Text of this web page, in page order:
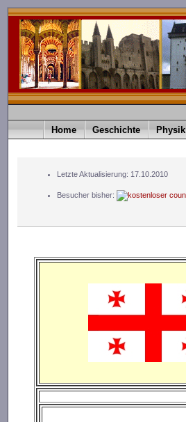
Home Geschichte Physik
Letzte Aktualisierung: 17.10.2010
Besucher bisher: